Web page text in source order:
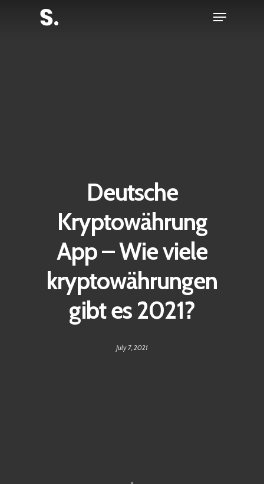
Menu
Deutsche
Kryptowährung
App – Wie viele
kryptowährungen
gibt es 2021?
July 7, 2021